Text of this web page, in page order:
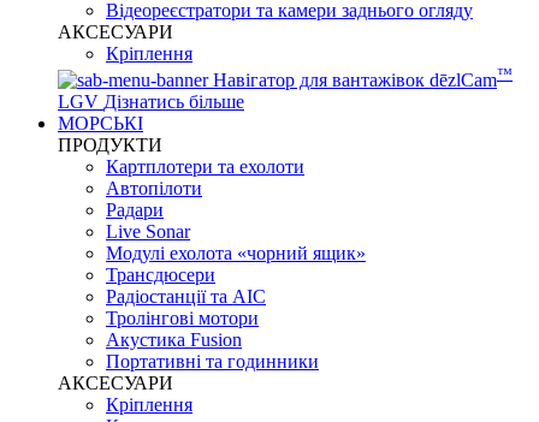
Відеореєстратори та камери заднього огляду
АКСЕСУАРИ
Кріплення
Навігатор для вантажівок dēzlCam™
LGV Дізнатись більше
МОРСЬКІ
ПРОДУКТИ
Картплотери та ехолоти
Автопілоти
Радари
Live Sonar
Модулі ехолота «чорний ящик»
Трансдюсери
Радіостанції та АІС
Тролінгові мотори
Акустика Fusion
Портативні та годинники
АКСЕСУАРИ
Кріплення